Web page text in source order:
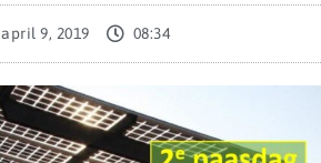
april 9, 2019 08:34